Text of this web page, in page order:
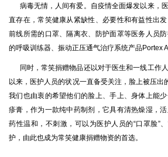
病毒无情，人间有爱。自疫情全面爆发以来，
直存在，常笑健康从紧缺性、必要性和有益性出
前线所需的口罩、隔离衣、防护面罩等医务人员
的呼吸训练器、振动正压通气治疗系统产品Portex
同时，常笑捐赠物品还以对于医生和一线工作
以来，医护人员的状况一直备受关注，脸上被压出
我们也由衷的希望他们的脸上、手上、身体上能
疹膏，作为一款纯中药制剂，它具有清热燥湿，
药性温和，不刺激，可以为医护人员的“口罩脸”
护，由此也成为常笑健康捐赠物资的首选。